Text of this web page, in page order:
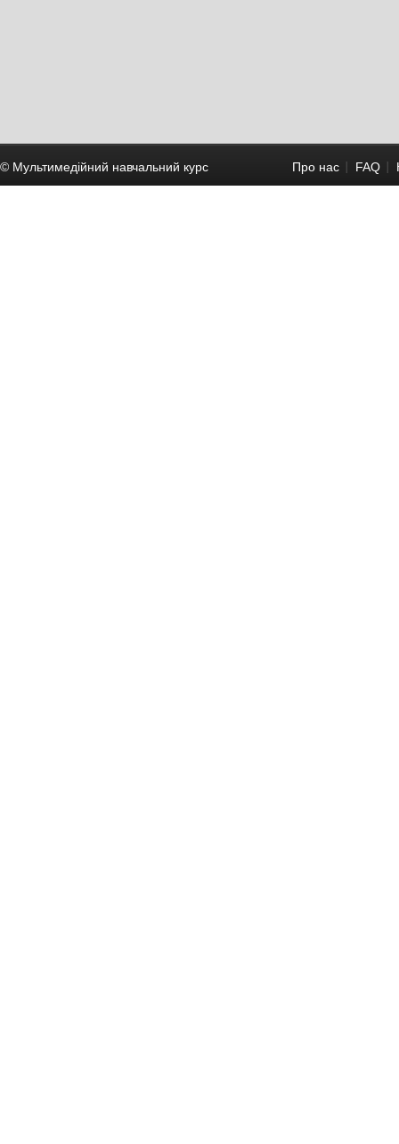
© Мультимедійний навчальний курc Про нас FAQ